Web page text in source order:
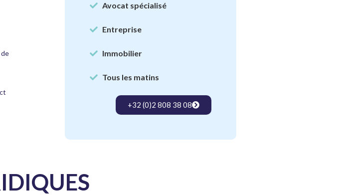
Avocat spécialisé
Entreprise
Immobilier
Tous les matins
+32 (0)2 808 38 08